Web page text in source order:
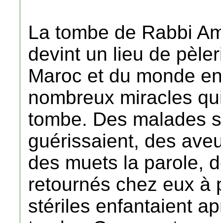
La tombe de Rabbi
devint un lieu de
Maroc et du monde
nombreux miracles
tombe. Des malades
guérissaient, des
des muets la parole,
retournés chez eux à
stériles enfantaient